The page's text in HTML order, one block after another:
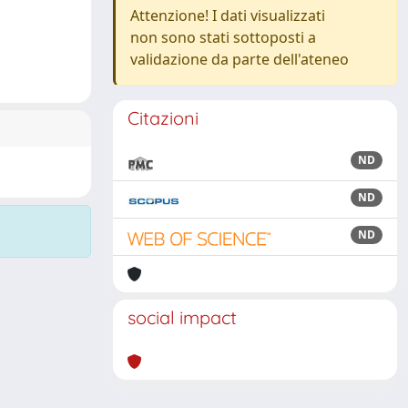
Attenzione! I dati visualizzati
non sono stati sottoposti a
validazione da parte dell'ateneo
Citazioni
ND
ND
ND
social impact